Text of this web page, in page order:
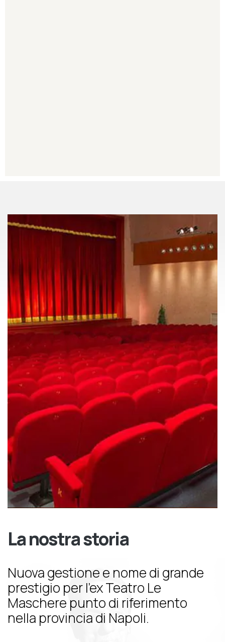
La nostra storia
Nuova gestione e nome di grande
prestigio per l’ex Teatro Le
Maschere punto di riferimento
nella provincia di Napoli.